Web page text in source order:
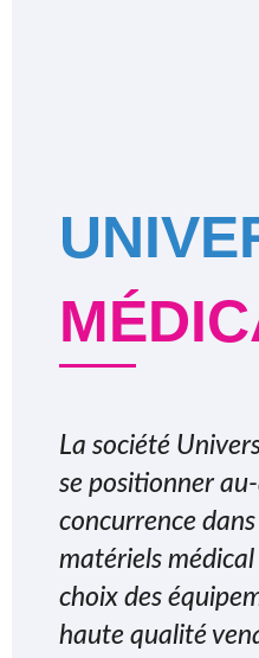
La société
se positionner
concurrence
matériels
choix des
haute qualité